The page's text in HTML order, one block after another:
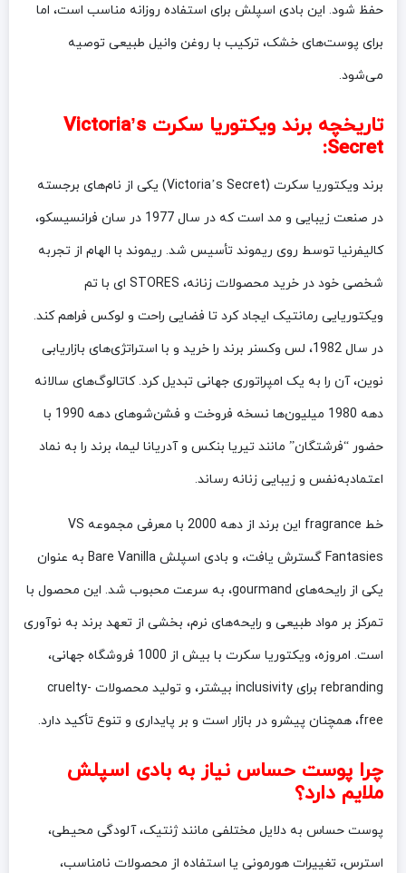
حفظ شود. این بادی اسپلش برای استفاده روزانه مناسب است، اما
برای پوست‌های خشک، ترکیب با روغن وانیل طبیعی توصیه
می‌شود.
تاریخچه برند
ویکتوریا سکرت Victoria’s
Secret
:
برند ویکتوریا سکرت (Victoria’s Secret) یکی از نام‌های برجسته
در صنعت زیبایی و مد است که در سال 1977 در سان فرانسیسکو،
کالیفرنیا توسط روی ریموند تأسیس شد. ریموند با الهام از تجربه
شخصی خود در خرید محصولات زنانه، STORES ای با تم
ویکتوریایی رمانتیک ایجاد کرد تا فضایی راحت و لوکس فراهم کند.
در سال 1982، لس وکسنر برند را خرید و با استراتژی‌های بازاریابی
نوین، آن را به یک امپراتوری جهانی تبدیل کرد. کاتالوگ‌های سالانه
دهه 1980 میلیون‌ها نسخه فروخت و فشن‌شوهای دهه 1990 با
حضور “فرشتگان” مانند تیریا بنکس و آدریانا لیما، برند را به نماد
اعتمادبه‌نفس و زیبایی زنانه رساند.
خط fragrance این برند از دهه 2000 با معرفی مجموعه VS
Fantasies گسترش یافت، و بادی اسپلش Bare Vanilla به عنوان
یکی از رایحه‌های gourmand، به سرعت محبوب شد. این محصول با
تمرکز بر مواد طبیعی و رایحه‌های نرم، بخشی از تعهد برند به نوآوری
است. امروزه، ویکتوریا سکرت با بیش از 1000 فروشگاه جهانی،
rebranding برای inclusivity بیشتر، و تولید محصولات cruelty-
free، همچنان پیشرو در بازار است و بر پایداری و تنوع تأکید دارد.
چرا پوست حساس نیاز به بادی اسپلش
ملایم دارد؟
پوست حساس به دلایل مختلفی مانند ژنتیک، آلودگی محیطی،
استرس، تغییرات هورمونی یا استفاده از محصولات نامناسب،